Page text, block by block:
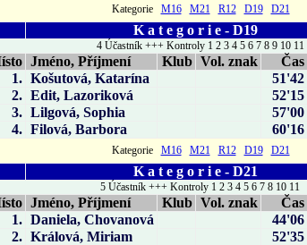
Kategorie M16 M21 R12 D19 D21
K a t e g o r i e - D19
4 Účastník +++ Kontroly 1 2 3 4 5 6 7 8 9 10 11
Jméno, Příjmení Klub Vol. znak Čas
1. Košutová, Katarína 51'42
2. Edit, Lazoriková 52'15
3. Lilgová, Sophia 57'00
4. Filová, Barbora 60'16
Kategorie M16 M21 R12 D19 D21
K a t e g o r i e - D21
5 Účastník +++ Kontroly 1 2 3 4 5 6 7 8 10 11
Jméno, Příjmení Klub Vol. znak Čas
1. Daniela, Chovanová 44'06
2. Králová, Miriam 52'35